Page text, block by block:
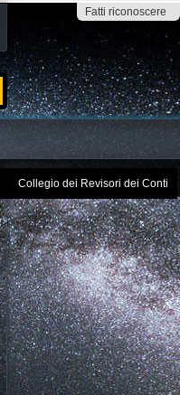
Fatti riconoscere
Collegio dei Revisori dei Conti